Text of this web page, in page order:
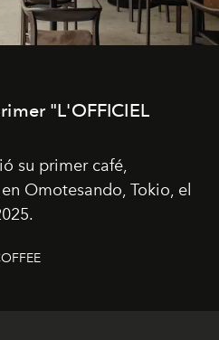
"L'OFFICIEL
su primer café,
Omotesando, Tokio, el